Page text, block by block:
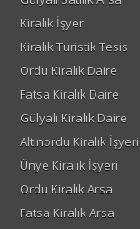
Kiralık İşyeri
Kiralık Turistik Tesis
Ordu Kiralık Daire
Fatsa Kiralık Daire
Gülyalı Kiralık Daire
Altınordu Kiralık İşyeri
Ünye Kiralık İşyeri
Ordu Kiralık Arsa
Fatsa Kiralık Arsa